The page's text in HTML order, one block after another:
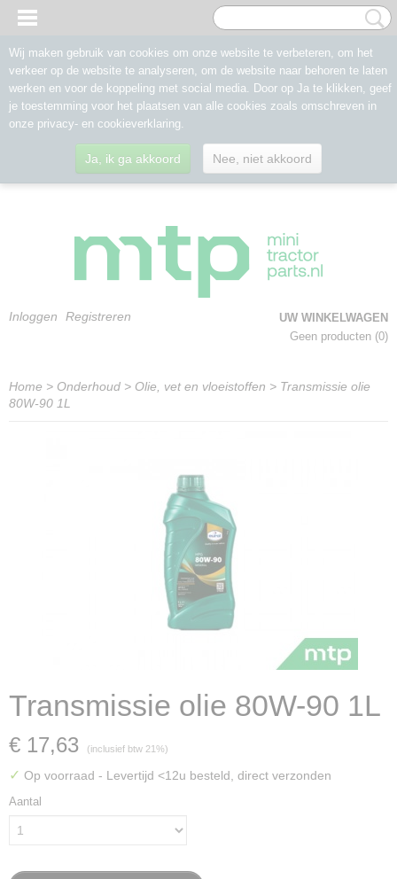
Inloggen Registreren
UW WINKELWAGEN
Geen producten (0)
Home > Onderhoud > Olie, vet en vloeistoffen > Transmissie olie
80W-90 1L
Transmissie olie 80W-90 1L
€ 17,63 (inclusief btw 21%)
✓ Op voorraad - Levertijd <12u besteld, direct verzonden
Aantal
Wij maken gebruik van cookies om onze website te verbeteren, om het
verkeer op de website te analyseren, om de website naar behoren te laten
werken en voor de koppeling met social media. Door op Ja te klikken, geef
je toestemming voor het plaatsen van alle cookies zoals omschreven in
onze privacy- en cookieverklaring.
Ja, ik ga akkoord Nee, niet akkoord